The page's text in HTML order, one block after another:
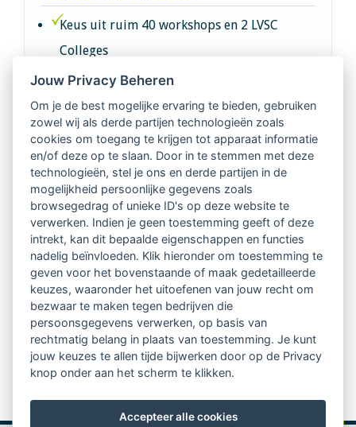
Keus uit ruim 40 workshops en 2 LVSC
Colleges
Intervisie met geregistreerde vakgenoten
Netwerk van 2100 professionals in 14
regio's
Vindbaar voor opdrachtgevers
Tijdschrift voor
Begeleidingskunde & kennisbank
Beroepsregistratie (LVSC keurmerk)
Lid worden van LVSC
Jouw Privacy Beheren
Om je de best mogelijke ervaring te bieden, gebruiken
zowel wij als derde partijen technologieën zoals
cookies om toegang te krijgen tot apparaat informatie
en/of deze op te slaan. Door in te stemmen met deze
technologieën, stel je ons en derde partijen in de
mogelijkheid persoonlijke gegevens zoals
browsegedrag of unieke ID's op deze website te
verwerken. Indien je geen toestemming geeft of deze
intrekt, kan dit bepaalde eigenschappen en functies
nadelig beïnvloeden. Klik hieronder om toestemming te
geven voor het bovenstaande of maak gedetailleerde
keuzes, waaronder het uitoefenen van jouw recht om
bezwaar te maken tegen bedrijven die
persoonsgegevens verwerken, op basis van
rechtmatig belang in plaats van toestemming. Je kunt
jouw keuzes te allen tijde bijwerken door op de Privacy
knop onder aan het scherm te klikken.
Accepteer alle cookies